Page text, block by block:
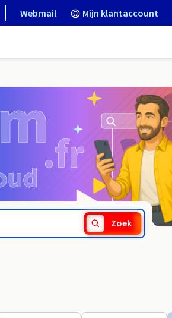
Webmail Mijn klantaccount
Zoek